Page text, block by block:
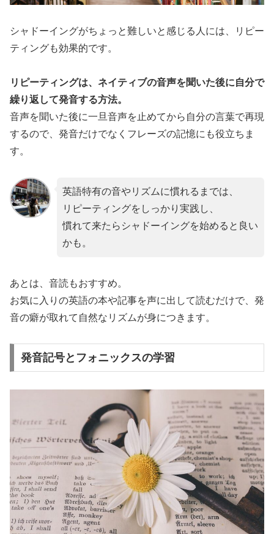
シャドーイングがちょっと難しいと感じる人には、リピー
ティングも効果的です。
リピーティングは、ネイティブの音声を聞いた後に自分で
繰り返して発音する方法。
音声を聞いた後に一旦音声を止めてから自分の言葉で再現
するので、発音だけでなくフレーズの記憶にも役立ちま
す。
英語特有の音やリズムに慣れるまでは、
リピーティングをしっかり実践し、
慣れて来たらシャドーイングを始めると良い
かも。
あとは、音読もおすすめ。
お気に入りの英語の本や記事を声に出して読むだけで、発
音の癖が取れて自然なリズムが身につきます。
発音記号とフォニックスの学習